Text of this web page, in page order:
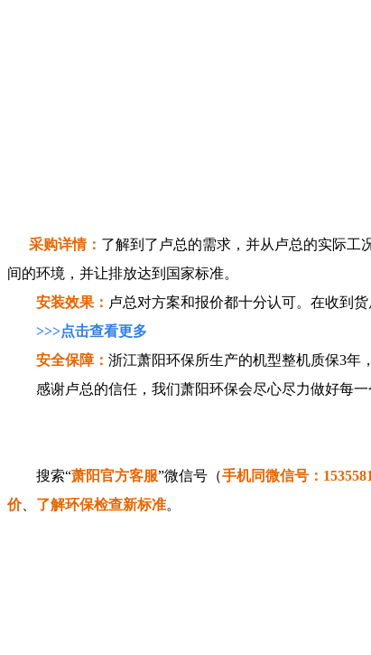
采购详情： 了解到了卢总的需求，并从卢总的实际工
间的环境，并让排放达到国家标准。
安装效果： 卢总对方案和报价都十分认可。在收到
>>>点击查看更多
安全保障： 浙江萧阳环保所生产的机型整机质保3年
感谢卢总的信任，我们萧阳环保会尽心尽力做好每一
搜索“萧阳官方客服”微信号（手机同微信号：
价、 了解环保检查新标准。